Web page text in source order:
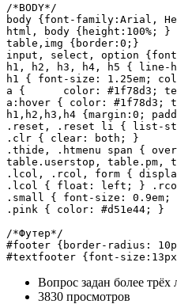
/*BODY*/
body {font-family:Arial,
html, body {height:100%; }
table,img {border:0;}
input, select, option
h1, h2, h3, h4, h5 { line-
h1 { font-size: 1.25em;
a {	 color: #1f78d3; text-decoration: none; outline:none;}
a:hover { color: #1f78d3;
h1,h2,h3,h4 {margin:0;
.reset, .reset li { list-
.clr { clear: both; }
.thide, .htmenu span {
table.userstop, table.pm,
.lcol, .rcol, form {
.lcol { float: left; }
.small { font-size: 0.9em;
.pink { color: #d51e44; }
/*Футер*/
#footer {border-radius:
#textfooter {font-
Вопрос задан более трёх
3830 просмотров